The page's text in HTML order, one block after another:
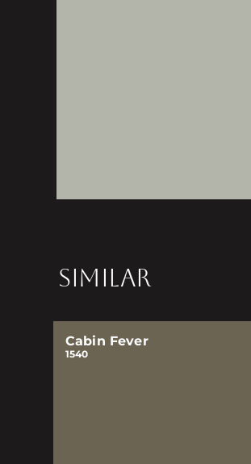
SIMILAR
Cabin Fever
1540